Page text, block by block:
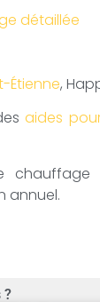
détaillée
Étienne,
aides
annuel.
?